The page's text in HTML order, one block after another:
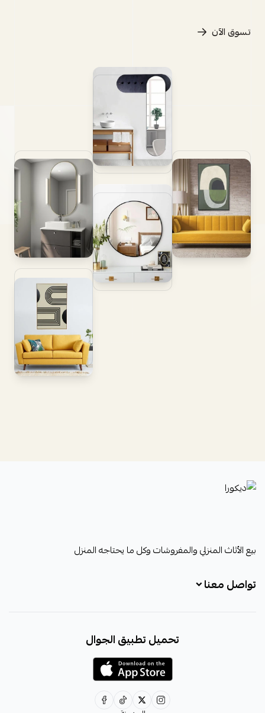
تسوق الآن
ديكورا
بيع الأثاث المنزلي والمفروشات وكل ما يحتاجه المنزل
تواصل معنا
decora6586@gmail.com
تحميل تطبيق الجوال